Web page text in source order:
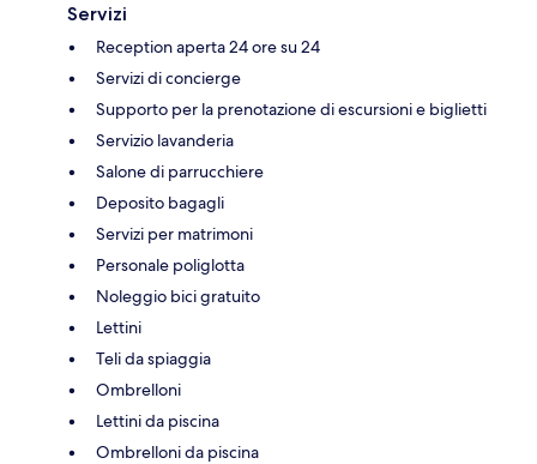
Servizi
Reception aperta 24 ore su 24
Servizi di concierge
Supporto per la prenotazione di escursioni e biglietti
Servizio lavanderia
Salone di parrucchiere
Deposito bagagli
Servizi per matrimoni
Personale poliglotta
Noleggio bici gratuito
Lettini
Teli da spiaggia
Ombrelloni
Lettini da piscina
Ombrelloni da piscina